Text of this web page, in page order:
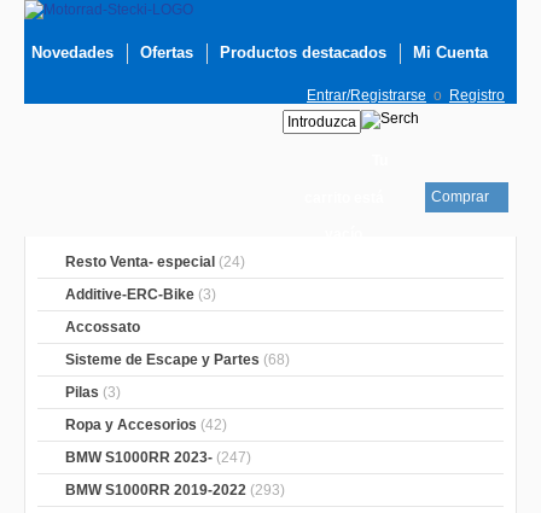
Novedades Ofertas Productos destacados Mi Cuenta
Entrar/Registrarse o Registro
Comprar
Resto Venta- especial (24)
Additive-ERC-Bike (3)
Accossato
Sisteme de Escape y Partes (68)
Pilas (3)
Ropa y Accesorios (42)
BMW S1000RR 2023- (247)
BMW S1000RR 2019-2022 (293)